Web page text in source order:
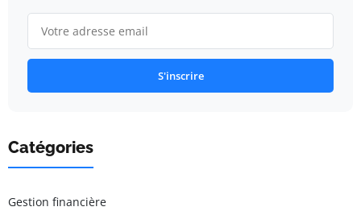
S'inscrire
Catégories
Gestion financière